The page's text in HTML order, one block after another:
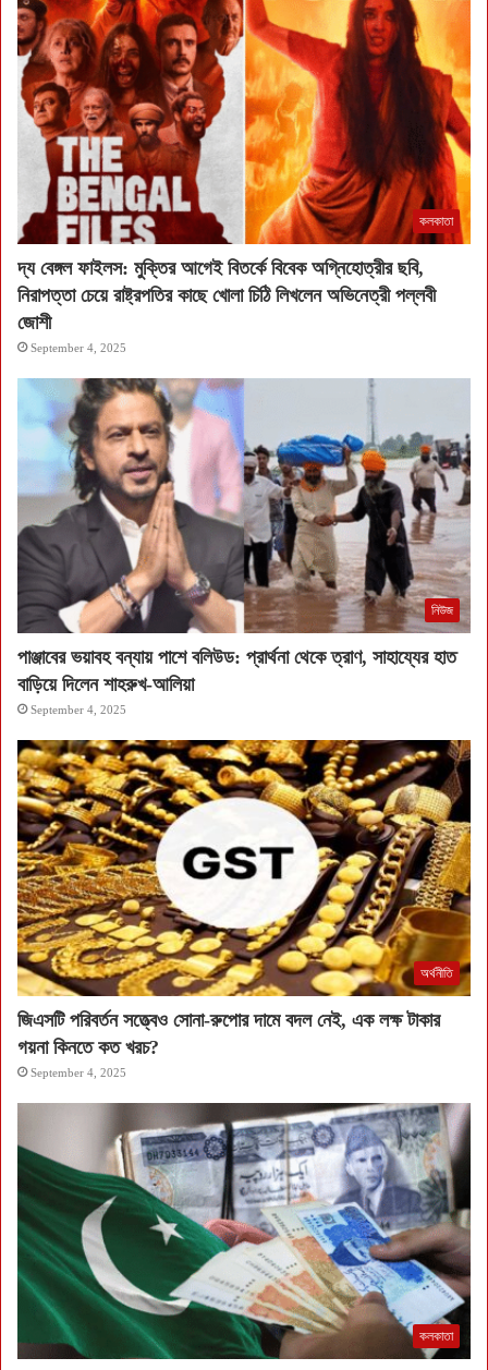
কলকাতা
দ্য বেঙ্গল ফাইলস: মুক্তির আগেই বিতর্কে বিবেক অগ্নিহোত্রীর ছবি,
নিরাপত্তা চেয়ে রাষ্ট্রপতির কাছে খোলা চিঠি লিখলেন অভিনেত্রী পল্লবী
জোশী
September 4, 2025
নিউজ
পাঞ্জাবের ভয়াবহ বন্যায় পাশে বলিউড: প্রার্থনা থেকে ত্রাণ, সাহায্যের হাত
বাড়িয়ে দিলেন শাহরুখ-আলিয়া
September 4, 2025
অর্থনীতি
জিএসটি পরিবর্তন সত্ত্বেও সোনা-রুপোর দামে বদল নেই, এক লক্ষ টাকার
গয়না কিনতে কত খরচ?
September 4, 2025
কলকাতা